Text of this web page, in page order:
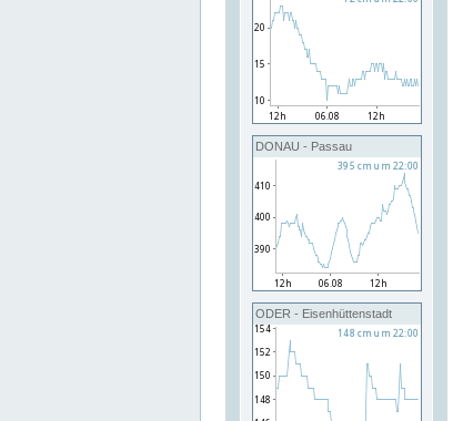
DONAU - Passau
ODER - Eisenhüttenstadt